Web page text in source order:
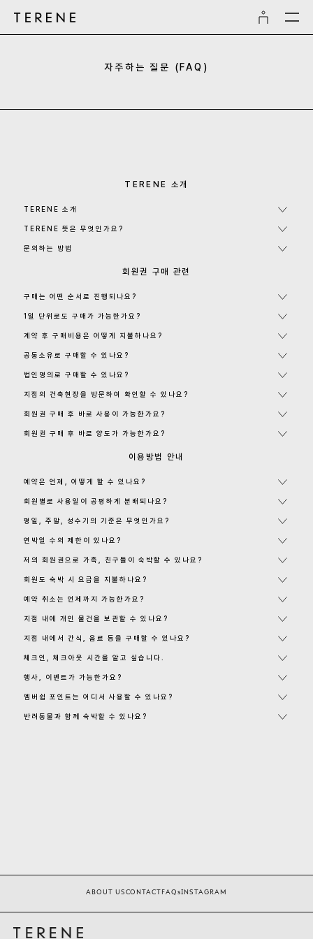
자주하는 질문 (FAQ)
TERENE 소개
TERENE 소개
TERENE 뜻은 무엇인가요?
문의하는 방법
회원권 구매 관련
구매는 어떤 순서로 진행되나요?
1일 단위로도 구매가 가능한가요?
법인명의로 구매할 수 있나요?
계약 후 구매비용은 어떻게 지불하나요?
공동소유로 구매할 수 있나요?
지점의 건축현장을 방문하여 확인할 수 있나요?
회원권 구매 후 바로 사용이 가능한가요?
회원권 구매 후 바로 양도가 가능한가요?
이용방법 안내
예약은 언제, 어떻게 할 수 있나요?
회원별로 사용일이 공평하게 분배되나요?
평일, 주말, 성수기의 기준은 무엇인가요?
연박일 수의 제한이 있나요?
저의 회원권으로 가족, 친구들이 숙박할 수 있나요?
회원도 숙박 시 요금을 지불하나요?
예약 취소는 언제까지 가능한가요?
지점 내에 개인 물건을 보관할 수 있나요?
지점 내에서 간식, 음료 등을 구매할 수 있나요?
체크인, 체크아웃 시간을 알고 싶습니다.
행사, 이벤트가 가능한가요?
멤버쉽 포인트는 어디서 사용할 수 있나요?
반려동물과 함께 숙박할 수 있나요?
ABOUT US CONTACT FAQsINSTAGRAM